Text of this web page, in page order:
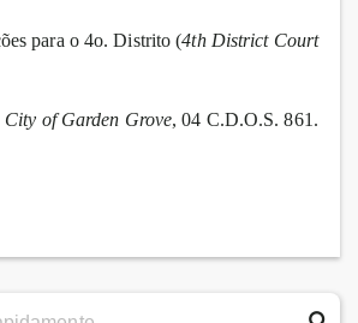
para o 4o. Distrito (4th District Court
City of Garden Grove, 04 C.D.O.S. 861.